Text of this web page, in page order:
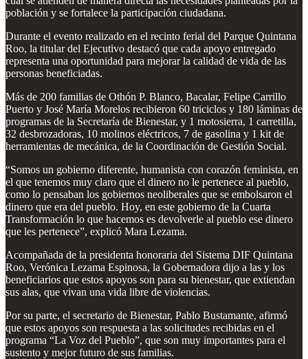
población y se fortalece la participación ciudadana.
Durante el evento realizado en el recinto ferial del Parque Quintana
Roo, la titular del Ejecutivo destacó que cada apoyo entregado
representa una oportunidad para mejorar la calidad de vida de las
personas beneficiadas.
Más de 200 familias de Othón P. Blanco, Bacalar, Felipe Carrillo
Puerto y José María Morelos recibieron 60 triciclos y 180 láminas de
programas de la Secretaría de Bienestar, y 1 motosierra, 1 carretilla,
32 desbrozadoras, 10 molinos eléctricos, 7 de gasolina y 1 kit de
herramientas de mecánica, de la Coordinación de Gestión Social.
“Somos un gobierno diferente, humanista con corazón feminista, en
el que tenemos muy claro que el dinero no le pertenece al pueblo,
como lo pensaban los gobiernos neoliberales que se embolsaron el
dinero que era del pueblo. Hoy, en este gobierno de la Cuarta
Transformación lo que hacemos es devolverle al pueblo ese dinero
que les pertenece”, explicó Mara Lezama.
Acompañada de la presidenta honoraria del Sistema DIF Quintana
Roo, Verónica Lezama Espinosa, la Gobernadora dijo a las y los
beneficiarios que estos apoyos son para su bienestar, que extiendan
sus alas, que vivan una vida libre de violencias.
Por su parte, el secretario de Bienestar, Pablo Bustamante, afirmó
que estos apoyos son respuesta a las solicitudes recibidas en el
programa “La Voz del Pueblo”, que son muy importantes para el
sustento y mejor futuro de sus familias.